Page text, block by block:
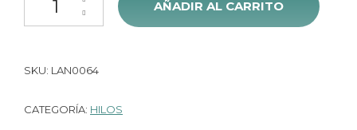
AÑADIR AL CARRITO
SKU: LAN0064
CATEGORÍA: HILOS